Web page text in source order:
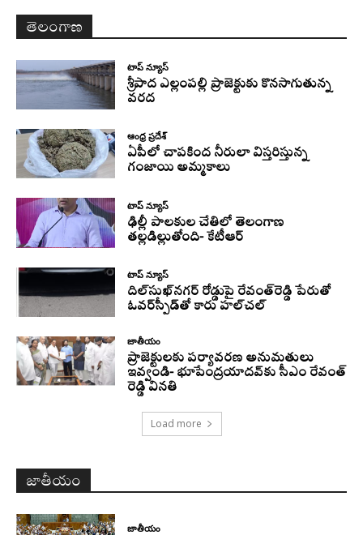
తెలంగాణ
టాప్ న్యూస్
శ్రీపాద ఎల్లంపల్లి ప్రాజెక్టుకు కొనసాగుతున్న
వరద
ఆంధ్ర ప్రదేశ్
ఏపీలో చాపకింద నీరులా విస్తరిస్తున్న
గంజాయి అమ్మకాలు
టాప్ న్యూస్
ఢిల్లీ పాలకుల చేతిలో తెలంగాణ
తల్లడిల్లుతోంది- కేటీఆర్
టాప్ న్యూస్
దిల్‌సుఖ్‌నగర్‌ రోడ్డుపై రేవంత్‌రెడ్డి పేరుతో
ఓవర్‌స్పీడ్‌తో కారు హల్‌చల్‌
జాతీయం
ప్రాజెక్టులకు పర్యావరణ అనుమతులు
ఇవ్వండి- భూపేంద్రయాదవ్‌కు సీఎం రేవంత్‌
రెడ్డి వినతి
Load more
జాతీయం
జాతీయం